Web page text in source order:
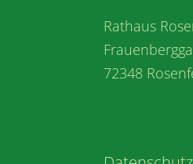
Rathaus
72348